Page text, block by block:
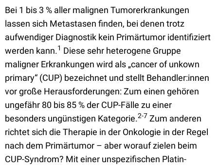
Bei 1 bis 3 % aller malignen Tumorerkrankungen
lassen sich Metastasen finden, bei denen trotz
aufwendiger Diagnostik kein Primärtumor identifiziert
werden kann.1 Diese sehr heterogene Gruppe
maligner Erkrankungen wird als „cancer of unkown
primary“ (CUP) bezeichnet und stellt Behandler:innen
vor große Herausforderungen: Zum einen gehören
ungefähr 80 bis 85 % der CUP-Fälle zu einer
besonders ungünstigen Kategorie.2-7 Zum anderen
richtet sich die Therapie in der Onkologie in der Regel
nach dem Primärtumor – aber worauf zielen beim
CUP-Syndrom? Mit einer unspezifischen Platin-